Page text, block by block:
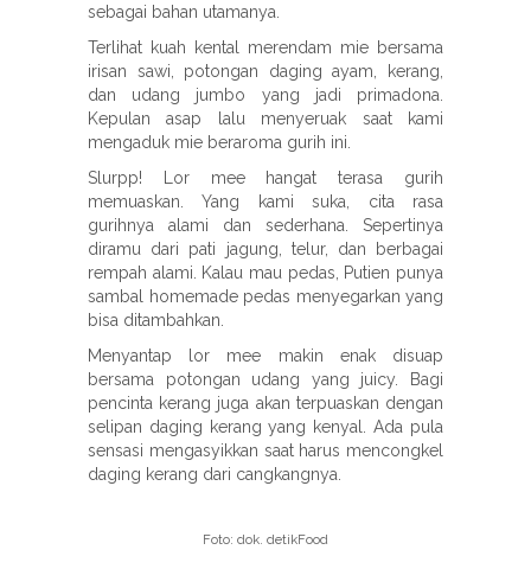
sebagai bahan utamanya.
Terlihat kuah kental merendam mie bersama
irisan sawi, potongan daging ayam, kerang,
dan udang jumbo yang jadi primadona.
Kepulan asap lalu menyeruak saat kami
mengaduk mie beraroma gurih ini.
Slurpp! Lor mee hangat terasa gurih
memuaskan. Yang kami suka, cita rasa
gurihnya alami dan sederhana. Sepertinya
diramu dari pati jagung, telur, dan berbagai
rempah alami. Kalau mau pedas, Putien punya
sambal homemade pedas menyegarkan yang
bisa ditambahkan.
Menyantap lor mee makin enak disuap
bersama potongan udang yang juicy. Bagi
pencinta kerang juga akan terpuaskan dengan
selipan daging kerang yang kenyal. Ada pula
sensasi mengasyikkan saat harus mencongkel
daging kerang dari cangkangnya.
Foto: dok. detikFood